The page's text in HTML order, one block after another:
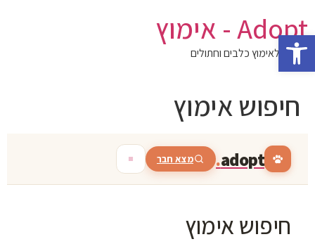
פתח סרגל נגישות
לתוכן
Adopt - אימוץ
המגזין לאימוץ כלבים וחתולים
חיפוש אימוץ
adopt
. מצא חבר
חיפוש אימוץ